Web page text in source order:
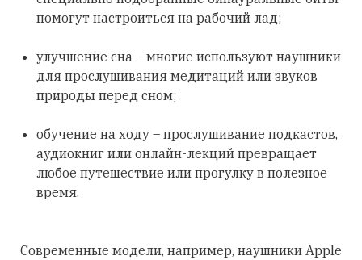
помогут настроиться на рабочий лад;
улучшение сна – многие используют наушники
для прослушивания медитаций или звуков
природы перед сном;
обучение на ходу – прослушивание подкастов,
аудиокниг или онлайн-лекций превращает
любое путешествие или прогулку в полезное
время.
Современные модели, например, наушники Apple